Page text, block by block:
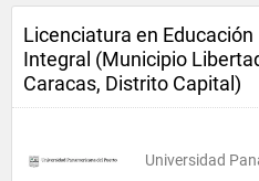
Licenciatura en Educación
Integral (Municipio
Caracas, Distrito Capital)
Universidad